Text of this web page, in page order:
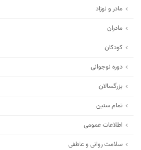
مادر و نوزاد
مادران
کودکان
دوره نوجوانی
بزرگسالان
تمام سنین
اطلاعات عمومی
سلامت روانی و عاطفی